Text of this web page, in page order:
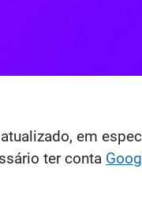
em
ter conta